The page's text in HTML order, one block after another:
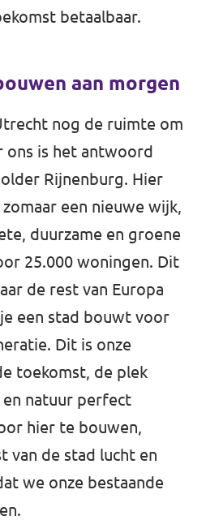
betaalbaar.
aan morgen
nog de ruimte om
ons is het antwoord
Rijnenburg. Hier
een nieuwe wijk,
duurzame en groene
25.000 woningen. Dit
de rest van Europa
een stad bouwt voor
Dit is onze
toekomst, de plek
natuur perfect
hier te bouwen,
van de stad lucht en
we onze bestaande